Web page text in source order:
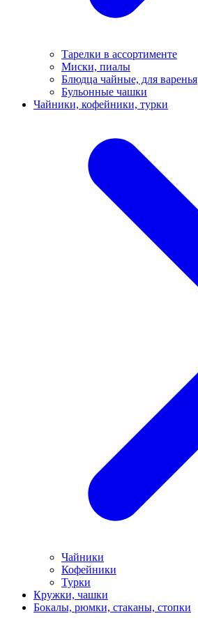
Тарелки в ассортименте
Миски, пиалы
Блюдца чайные, для варенья
Бульонные чашки
Чайники, кофейники, турки
Чайники
Кофейники
Турки
Кружки, чашки
Бокалы, рюмки, стаканы, стопки